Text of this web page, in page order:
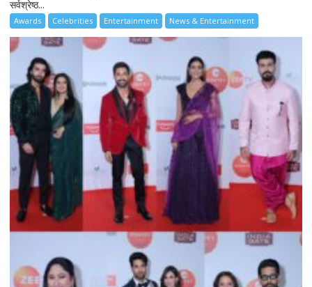
सर्वश्रेष्ठ...
Awards Celebrities Entertainment News & Entertainment